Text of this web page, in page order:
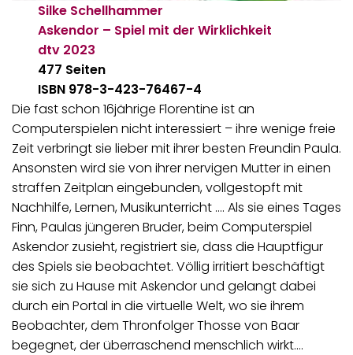
Silke Schellhammer
Askendor – Spiel mit der Wirklichkeit
dtv 2023
477 Seiten
ISBN 978-3-423-76467-4
Die fast schon 16jährige Florentine ist an
Computerspielen nicht interessiert – ihre wenige freie
Zeit verbringt sie lieber mit ihrer besten Freundin Paula.
Ansonsten wird sie von ihrer nervigen Mutter in einen
straffen Zeitplan eingebunden, vollgestopft mit
Nachhilfe, Lernen, Musikunterricht …. Als sie eines Tages
Finn, Paulas jüngeren Bruder, beim Computerspiel
Askendor zusieht, registriert sie, dass die Hauptfigur
des Spiels sie beobachtet. Völlig irritiert beschäftigt
sie sich zu Hause mit Askendor und gelangt dabei
durch ein Portal in die virtuelle Welt, wo sie ihrem
Beobachter, dem Thronfolger Thosse von Baar
begegnet, der überraschend menschlich wirkt.…